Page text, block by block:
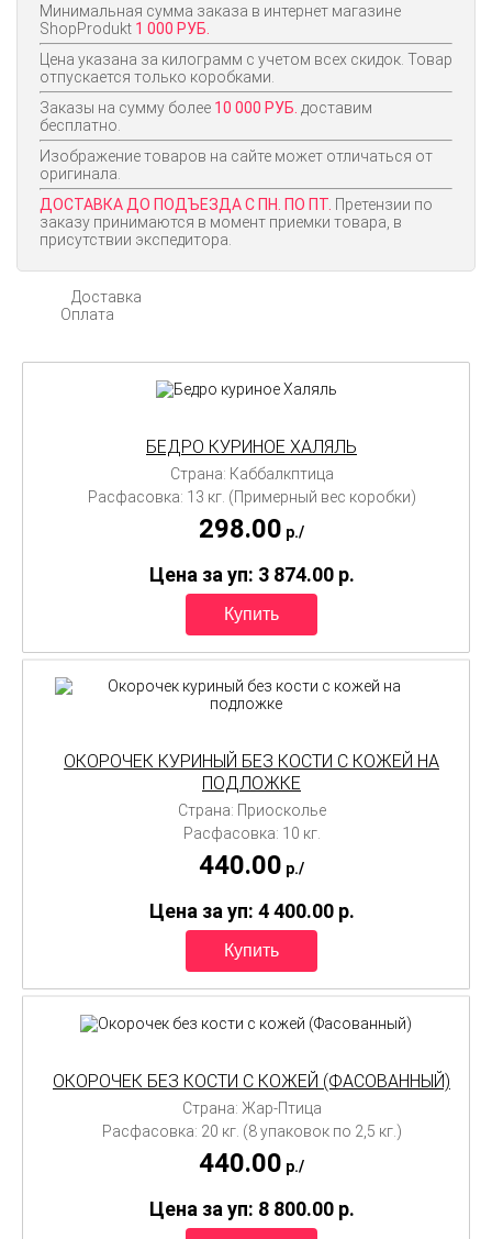
Минимальная сумма заказа в интернет магазине
ShopProdukt 1 000 РУБ.
Цена указана за килограмм с учетом всех скидок. Товар
отпускается только коробками.
Заказы на сумму более 10 000 РУБ. доставим
бесплатно.
Изображение товаров на сайте может отличаться от
оригинала.
ДОСТАВКА ДО ПОДЪЕЗДА С ПН. ПО ПТ. Претензии по
заказу принимаются в момент приемки товара, в
присутствии экспедитора.
Доставка
Оплата
БЕДРО КУРИНОЕ ХАЛЯЛЬ
Страна: Каббалкптица
Расфасовка: 13 кг. (Примерный вес коробки)
298.00 p./
Цена за уп: 3 874.00 p.
ОКОРОЧЕК КУРИНЫЙ БЕЗ КОСТИ С КОЖЕЙ НА
ПОДЛОЖКЕ
Страна: Приосколье
Расфасовка: 10 кг.
440.00 p./
Цена за уп: 4 400.00 p.
ОКОРОЧЕК БЕЗ КОСТИ С КОЖЕЙ (ФАСОВАННЫЙ)
Страна: Жар-Птица
Расфасовка: 20 кг. (8 упаковок по 2,5 кг.)
440.00 p./
Цена за уп: 8 800.00 p.